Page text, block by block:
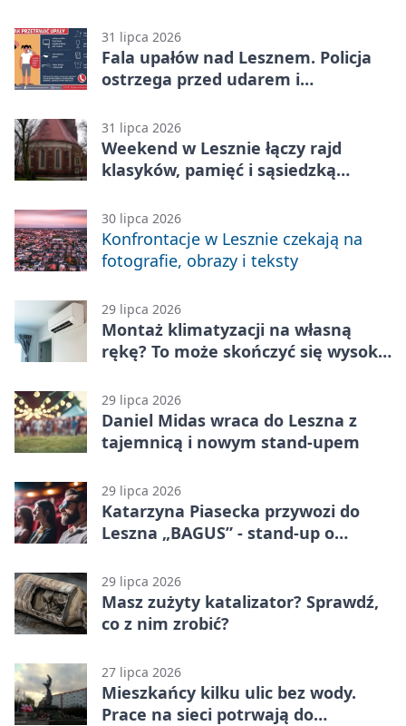
31 lipca 2026
Fala upałów nad Lesznem. Policja
ostrzega przed udarem i
31 lipca 2026
Weekend w Lesznie łączy rajd
klasyków, pamięć i sąsiedzką
30 lipca 2026
Konfrontacje w Lesznie czekają na
fotografie, obrazy i teksty
29 lipca 2026
Montaż klimatyzacji na własną
rękę? To może skończyć się wysoką
29 lipca 2026
Daniel Midas wraca do Leszna z
tajemnicą i nowym stand-upem
29 lipca 2026
Katarzyna Piasecka przywozi do
Leszna „BAGUS” - stand-up o
29 lipca 2026
Masz zużyty katalizator? Sprawdź,
co z nim zrobić?
27 lipca 2026
Mieszkańcy kilku ulic bez wody.
Prace na sieci potrwają do